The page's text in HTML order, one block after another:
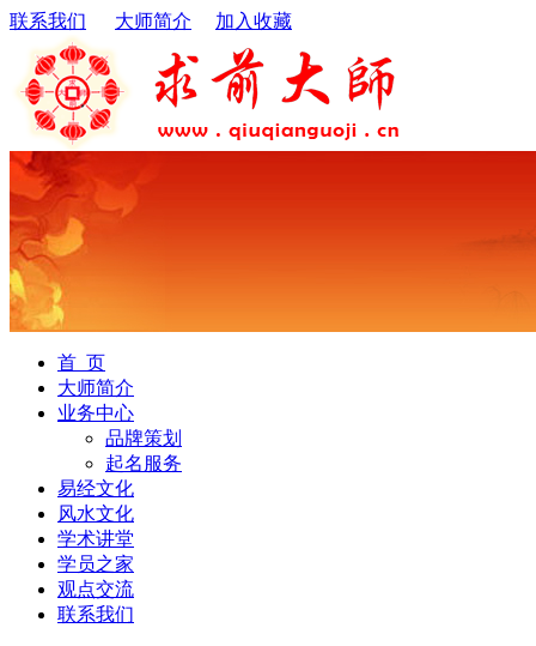
联系我们 大师简介 加入收藏
首 页
大师简介
业务中心
品牌策划
起名服务
易经文化
风水文化
学术讲堂
学员之家
观点交流
联系我们